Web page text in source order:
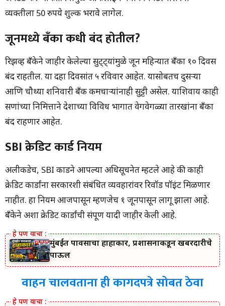
व्यक्तीला 50 रुपये शुल्क भरावे लागेल.
जूनमध्ये बँका कधी बंद होतील?
रिझर्व्ह बँकेने जाहीर केलेल्या सुट्ट्यांमुळे जून महिन्यात बँका १० दिवस
बंद राहतील. या दहा दिवसांत ५ रविवार आहेत. यासोबतच दुसऱ्या
आणि चौथ्या शनिवारी बँक कर्मचाऱ्यांनाही सुट्टी असेल. याशिवाय काही
सणांच्या निमित्ताने देशाच्या विविध भागात वेगवेगळ्या तारखांना बँका
बंद राहणार आहेत.
SBI क्रेडिट कार्ड नियम
अलीकडेच, SBI कार्डने आपल्या अधिसूचनेत म्हटले आहे की काही
क्रेडिट कार्डांना सरकारशी संबंधित व्यवहारांवर रिवॉर्ड पॉइंट मिळणार
नाहीत. हा नियम आजपासून म्हणजेच १ जूनपासून लागू झाला आहे.
बँकेने अशा क्रेडिट कार्डांची संपूर्ण यादी जाहीर केली आहे.
मुंबईत पावसाचा हाहाकार, प्रशासनाकडून खबरदारीचे
पाऊल
वाहन चालवताना ही कागदपत्रे सोबत ठेवा